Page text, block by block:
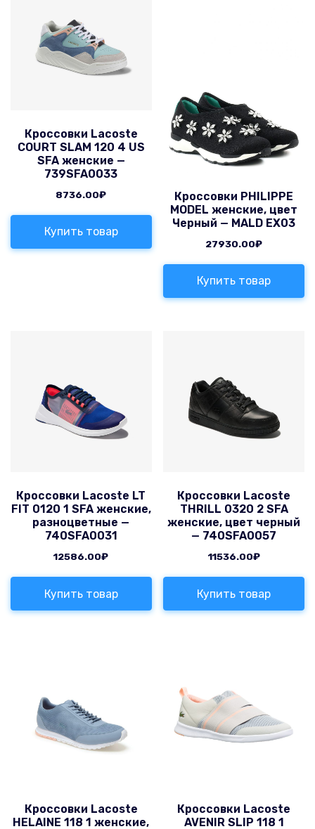
Кроссовки Lacoste
COURT SLAM 120 4 US
SFA женские —
739SFA0033
8736.00₽
Купить товар
Кроссовки PHILIPPE
MODEL женские, цвет
Черный — MALD EX03
27930.00₽
Купить товар
Кроссовки Lacoste LT
FIT 0120 1 SFA женские,
разноцветные —
740SFA0031
12586.00₽
Купить товар
Кроссовки Lacoste
THRILL 0320 2 SFA
женские, цвет черный
— 740SFA0057
11536.00₽
Купить товар
Кроссовки Lacoste
HELAINE 118 1 женские,
Кроссовки Lacoste
AVENIR SLIP 118 1